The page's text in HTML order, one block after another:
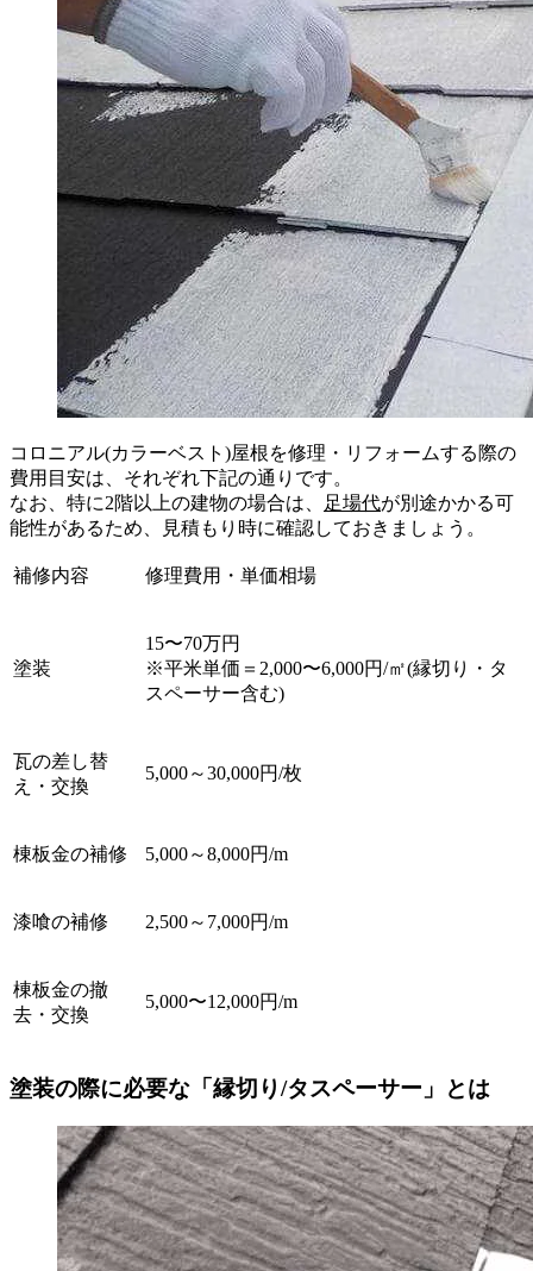
コロニアル(カラーベスト)屋根を修理・リフォームする際の
費用目安は、それぞれ下記の通りです。
なお、特に2階以上の建物の場合は、
足場代が別途かかる可
能性があるため、見積もり時に確認しておきましょう。
補修内容 修理費用・単価相場
塗装
15〜70万円
※平米単価＝2,000〜6,000円/㎡(縁切り・タ
スペーサー含む)
瓦の差し替
え・交換
5,000～30,000円/枚
棟板金の補修 5,000～8,000円/m
漆喰の補修 2,500～7,000円/m
棟板金の撤
去・交換
5,000〜12,000円/m
塗装の際に必要な「縁切り/タスペーサー」とは